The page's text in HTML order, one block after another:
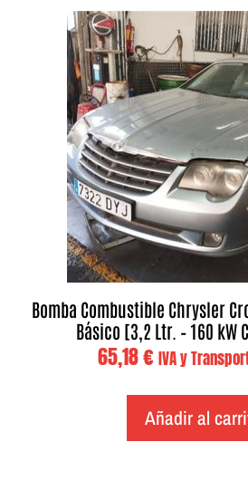
Bomba Combustible Chrysler
Básico [3,2 Ltr. – 160 kW
65,18€ IVA y
Añadir al